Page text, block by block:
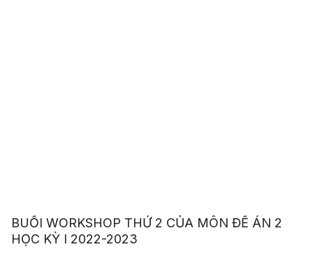
BUỔI WORKSHOP THỨ 2 CỦA MÔN ĐỀ ÁN 2
HỌC KỲ I 2022-2023